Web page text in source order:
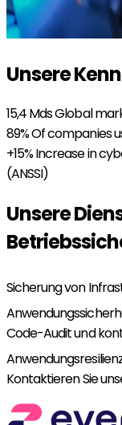
Unsere
15,4 MdsGlobal
89%Of companies
+15%Increase in
(ANSSI)
Unsere
Sicherung von
Code-Audit und
Kontaktieren Sie